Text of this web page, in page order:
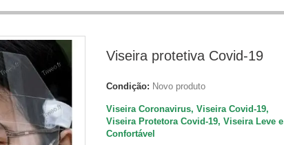
Viseira protetiva Covid-19
Condição: Novo produto
Viseira Coronavirus, Viseira Covid-19,
Viseira Protetora Covid-19, Viseira Leve e
Confortável